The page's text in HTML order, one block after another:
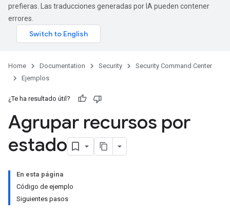
prefieras. Las traducciones generadas por IA pueden contener
errores.
Home Documentation Security
Security Command Center
Ejemplos
¿Te ha resultado útil?
Agrupar recursos por
estado
En esta página
Código de ejemplo
Siguientes pasos